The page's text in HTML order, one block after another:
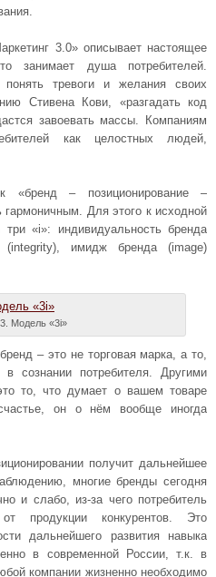
3.0» описывает настоящее
занимает душа потребителей.
тревоги и желания своих
Стивена Кови, «разгадать код
завоевать массы. Компаниям
как целостных людей,
«бренд – позиционирование –
Для этого к исходной
три «i»: индивидуальность бренда
(integrity), имидж бренда (image)
Модель «3i»
– это не торговая марка, а то,
сознании потребителя. Другими
то, что думает о вашем товаре
он о нём вообще иногда
получит дальнейшее
многие бренды сегодня
и слабо, из-за чего потребитель
продукции конкурентов. Это
дальнейшего развития навыка
в современной России, т.к. в
компании жизненно необходимо